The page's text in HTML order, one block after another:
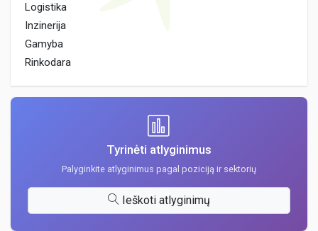
Logistika
Inzinerija
Gamyba
Rinkodara
Tyrinėti atlyginimus
Palyginkite atlyginimus pagal poziciją ir sektorių
Ieškoti atlyginimų